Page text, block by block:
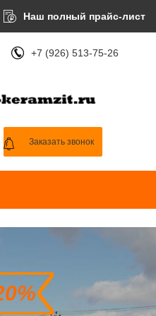
Наш полный прайс-лист
+7 (926) 513-75-26
Заказать звонок